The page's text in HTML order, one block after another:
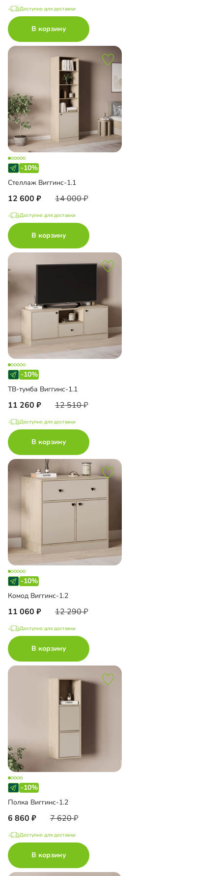
Доступно для доставки
В корзину
-10%
Стеллаж Виггинс-1.1
12 600 14 000
Доступно для доставки
В корзину
-10%
ТВ-тумба Виггинс-1.1
11 260 12 510
Доступно для доставки
В корзину
-10%
Комод Виггинс-1.2
11 060 12 290
Доступно для доставки
В корзину
-10%
Полка Виггинс-1.2
6 860 7 620
Доступно для доставки
В корзину